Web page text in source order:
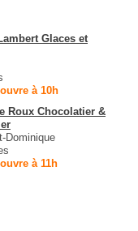
Glaces et
à 10h
Roux Chocolatier &
Dominique
à 11h